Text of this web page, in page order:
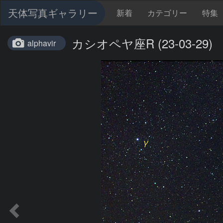
天体写真ギャラリー 新着 カテゴリー 特集
alphavir カシオペヤ座R (23-03-29)